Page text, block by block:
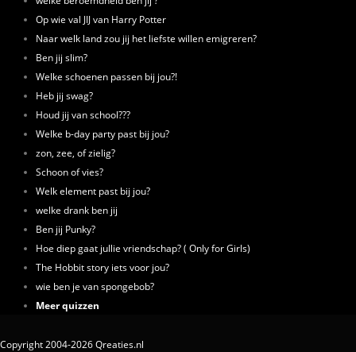
Op wie val JIJ van Harry Potter
Naar welk land zou jij het liefste willen emigreren?
Ben jij slim?
Welke schoenen passen bij jou?!
Heb jij swag?
Houd jij van school???
Welke b-day party past bij jou?
zon, zee, of zielig?
Schoon of vies?
Welk element past bij jou?
welke drank ben jij
Ben jij Punky?
Hoe diep gaat jullie vriendschap? ( Only for Girls)
The Hobbit story iets voor jou?
wie ben je van spongebob?
Meer quizzen
Copyright 2004-2026 Qreaties.nl